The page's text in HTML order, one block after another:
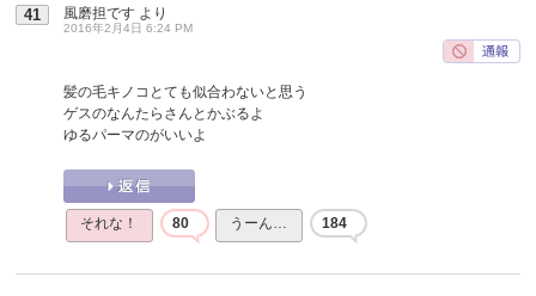
41 風磨担です より
2016年2月4日 6:24 PM
髪の毛キノコとても似合わないと思う
ゲスのなんたらさんとかぶるよ
ゆるパーマのがいいよ
それな！ 80 うーん… 184